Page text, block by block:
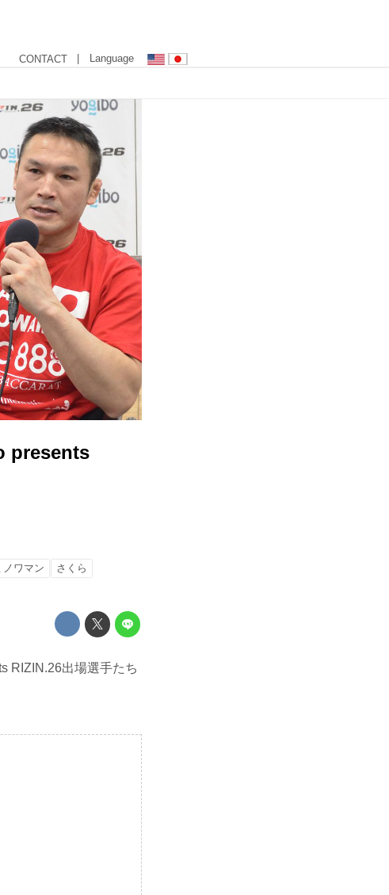
CONTACT | Language
presents
ノワマン
さくら
RIZIN.26出場選手たち